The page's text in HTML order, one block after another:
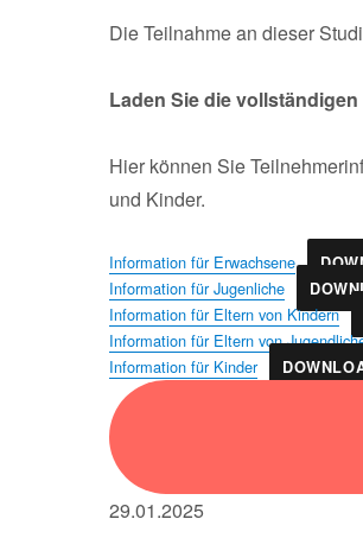
Die Teilnahme an dieser
Laden Sie die
Hier können Sie
und Kinder.
Information für Erwachsene
Information für Jugenliche
Information für Eltern von Kindern
Information für Eltern von
Information für Kinder
29.01.2025